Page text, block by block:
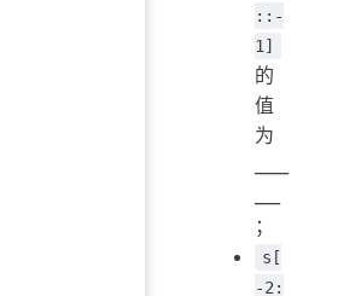
::-
1]
的
值
为
；
s[
-2: